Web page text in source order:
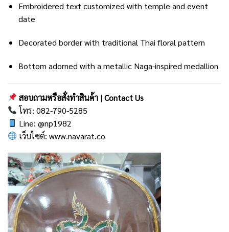
Embroidered text customized with temple and event
date
Decorated border with traditional Thai floral pattern
Bottom adorned with a metallic Naga-inspired medallion
สอบถามหรือสั่งทำสินค้า | Contact Us
โทร: 082-790-5285
Line:@np1982
เว็บไซต์:www.navarat.co